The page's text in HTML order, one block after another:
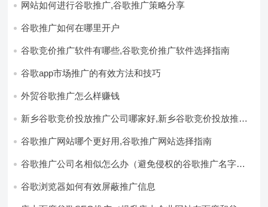
网站如何进行谷歌推广,谷歌推广策略分享
谷歌推广如何在哪里开户
谷歌竞价推广软件有哪些,谷歌竞价推广软件选择指南
谷歌app市场推广的有效方法和技巧
外贸谷歌推广怎么样赚钱
新乡谷歌竞价投放推广公司哪家好,新乡谷歌竞价投放推广
谷歌推广网站哪个更好用,谷歌推广网站选择指南
谷歌推广公司名相似怎么办（避免侵权的谷歌推广名字选
谷歌浏览器如何有效屏蔽推广信息